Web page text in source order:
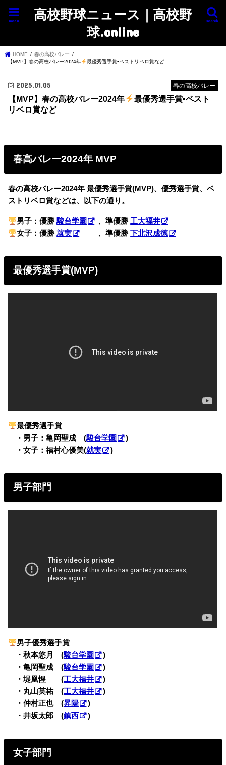
高校野球ニュース｜高校野
球.online
search
menu
HOME
春の高校バレー
【MVP】春の高校バレー2024年
最優秀選手賞•ベストリベロ賞など
春の高校バレー
2025.01.05
【MVP】春の高校バレー2024年
最優秀選手賞•ベスト
リベロ賞など
春高バレー2024年 MVP
春の高校バレー2024年最優秀選手賞(MVP)、優秀選手賞、ベ
ストリベロ賞などは、以下の通り。
男子：優勝駿台学園 、準優勝工大福井
女子：優勝就実 、準優勝下北沢成徳
最優秀選手賞(MVP)
最優秀選手賞
・男子：亀岡聖成 (駿台学園
)
・女子：福村心優美(就実 )
男子部門
男子優秀選手賞
・秋本悠月 (駿台学園
)
・亀岡聖成 (駿台学園
)
・堤凰惺 (工大福井
)
・丸山英祐 (工大福井
)
・仲村正也 (昇陽
)
・井坂太郎 (鎮西 )
女子部門